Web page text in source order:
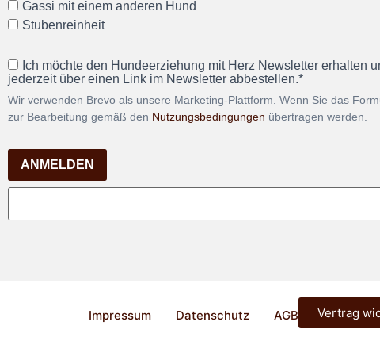
Gassi mit einem anderen Hund
Stubenreinheit
Ich möchte den Hundeerziehung mit Herz Newsletter erhalten
jederzeit über einen Link im Newsletter abbestellen.*
Wir verwenden Brevo als unsere Marketing-Plattform. Wenn Sie das
zur Bearbeitung gemäß den Nutzungsbedingungen übertragen werden.
ANMELDEN
Impressum Datenschutz AGB Vertrag